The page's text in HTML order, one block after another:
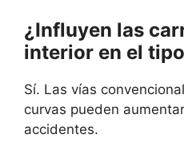
¿Influyen las
interior en el
Sí. Las vías
curvas pueden
accidentes.